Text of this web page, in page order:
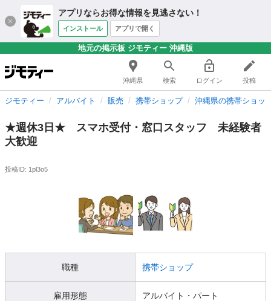
アプリならお得な情報を見逃さない！
インストール アプリで開く
地元の掲示板 ジモティー 沖縄版
沖縄県 検索 ログイン 投稿
ジモティー アルバイト 販売 携帯ショップ 沖縄県の携帯ショッ
★週休3日★ スマホ受付・窓口スタッフ 未経験者
大歓迎
投稿ID: 1pl3o5
職種 携帯ショップ
雇用形態 アルバイト・パート